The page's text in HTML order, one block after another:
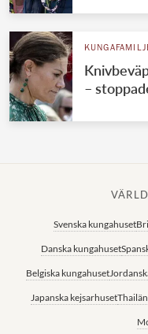
–
Svenska kungahuset
Danska kungahuset
Belgiska kungahuset
Japanska kejsarhuset